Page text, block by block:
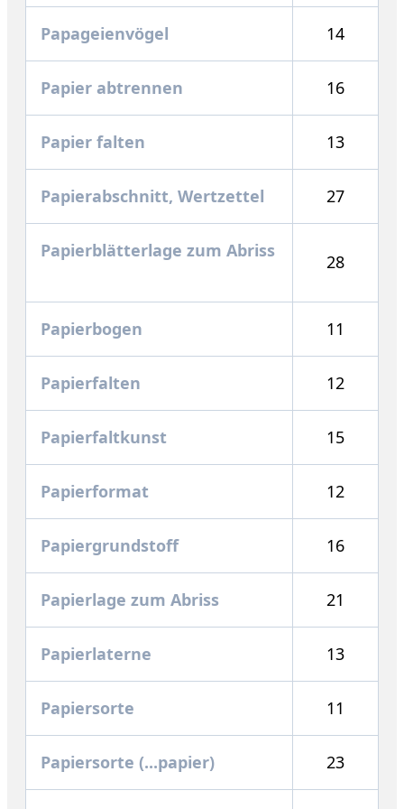
Papageienvögel 14
Papier abtrennen 16
Papier falten 13
Papierabschnitt, Wertzettel 27
Papierblätterlage zum Abriss
28
Papierbogen 11
Papierfalten 12
Papierfaltkunst 15
Papierformat 12
Papiergrundstoff 16
Papierlage zum Abriss 21
Papierlaterne 13
Papiersorte 11
Papiersorte (...papier) 23